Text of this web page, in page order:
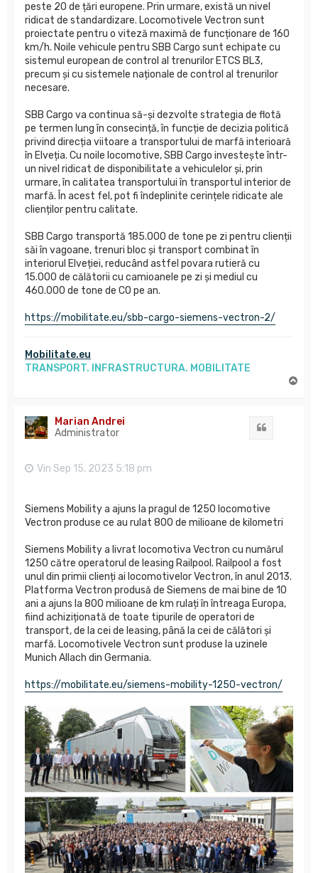
peste 20 de țări europene. Prin urmare, există un nivel
ridicat de standardizare. Locomotivele Vectron sunt
proiectate pentru o viteză maximă de funcționare de 160
km/h. Noile vehicule pentru SBB Cargo sunt echipate cu
sistemul european de control al trenurilor ETCS BL3,
precum și cu sistemele naționale de control al trenurilor
necesare.
SBB Cargo va continua să-și dezvolte strategia de flotă
pe termen lung în consecință, în funcție de decizia politică
privind direcția viitoare a transportului de marfă interioară
în Elveția. Cu noile locomotive, SBB Cargo investește într-
un nivel ridicat de disponibilitate a vehiculelor și, prin
urmare, în calitatea transportului în transportul interior de
marfă. În acest fel, pot fi îndeplinite cerințele ridicate ale
clienților pentru calitate.
SBB Cargo transportă 185.000 de tone pe zi pentru clienții
săi în vagoane, trenuri bloc și transport combinat în
interiorul Elveției, reducând astfel povara rutieră cu
15.000 de călătorii cu camioanele pe zi și mediul cu
460.000 de tone de CO pe an.
https://mobilitate.eu/sbb-cargo-siemens-vectron-2/
Mobilitate.eu
TRANSPORT. INFRASTRUCTURA. MOBILITATE
Marian Andrei
Administrator
Vin Sep 15, 2023 5:18 pm
Siemens Mobility a ajuns la pragul de 1250 locomotive
Vectron produse ce au rulat 800 de milioane de kilometri
Siemens Mobility a livrat locomotiva Vectron cu numărul
1250 către operatorul de leasing Railpool. Railpool a fost
unul din primii clienți ai locomotivelor Vectron, în anul 2013.
Platforma Vectron produsă de Siemens de mai bine de 10
ani a ajuns la 800 milioane de km rulați în întreaga Europa,
fiind achiziționată de toate tipurile de operatori de
transport, de la cei de leasing, până la cei de călători și
marfă. Locomotivele Vectron sunt produse la uzinele
Munich Allach din Germania.
https://mobilitate.eu/siemens-mobility-1250-vectron/